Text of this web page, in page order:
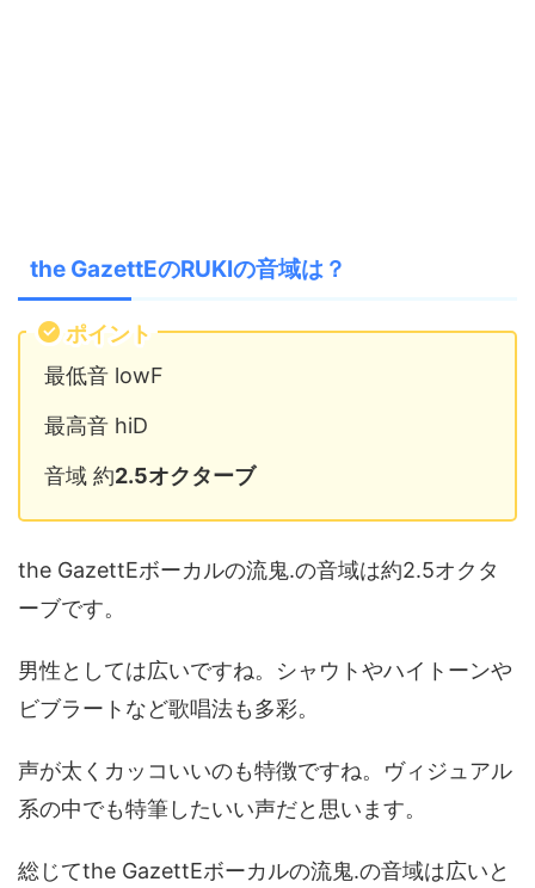
the GazettEのRUKIの音域は？
ポイント
最低音 lowF
最高音 hiD
音域 約2.5オクターブ
the GazettEボーカルの流鬼.の音域は約2.5オクタ
ーブです。
男性としては広いですね。シャウトやハイトーンや
ビブラートなど歌唱法も多彩。
声が太くカッコいいのも特徴ですね。ヴィジュアル
系の中でも特筆したいい声だと思います。
総じてthe GazettEボーカルの流鬼.の音域は広いと